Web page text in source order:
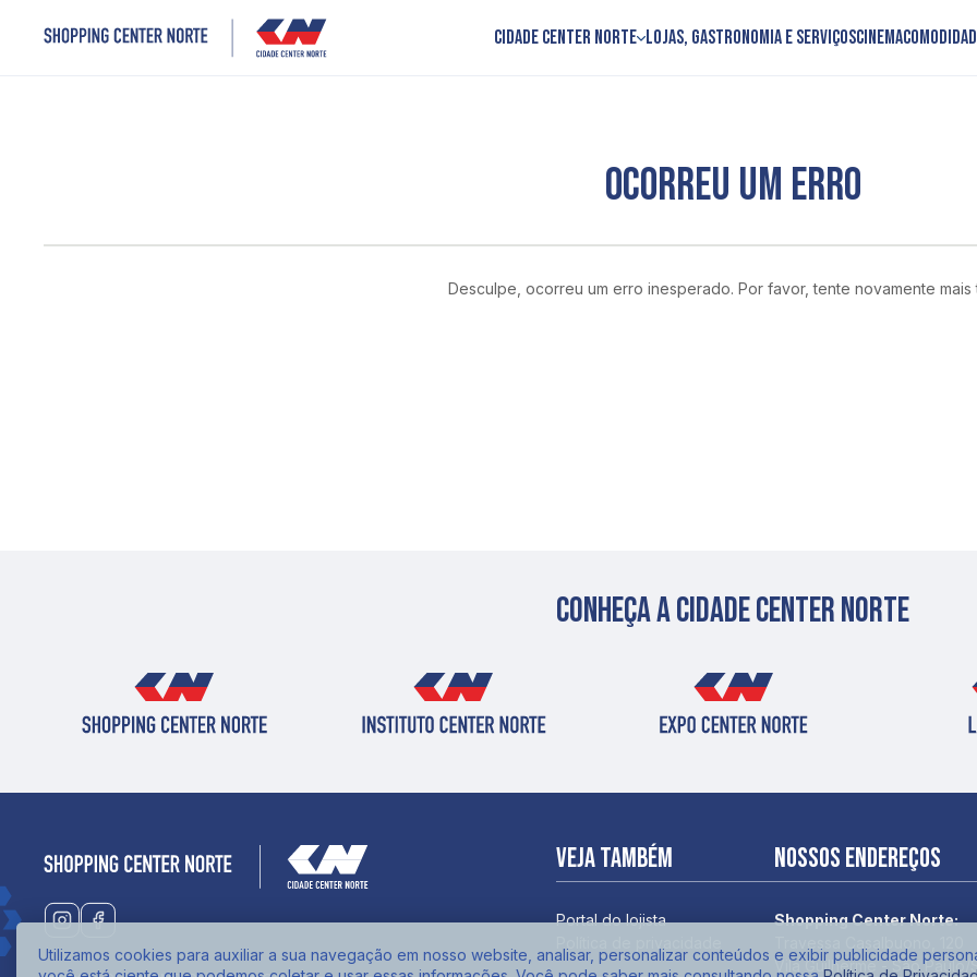
Cidade Center Norte Lojas, Gastronomia e ServiçosCinema
OCORREU UM ERRO
Desculpe, ocorreu um erro inesperado. Por favor, tente novamente mais
Conheça a cidade center norte
Veja também
Portal do lojista
Nossos endereços
Shopping Center Norte:
Vila Guilherme - São Paulo/
Utilizamos cookies para auxiliar a sua navegação em nosso website, analisar, personalizar conteúdos e exibir publicidade